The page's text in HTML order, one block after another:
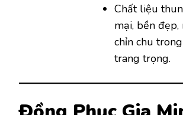
Chất liệu
mại, bền
chỉn chu
trang trọng.